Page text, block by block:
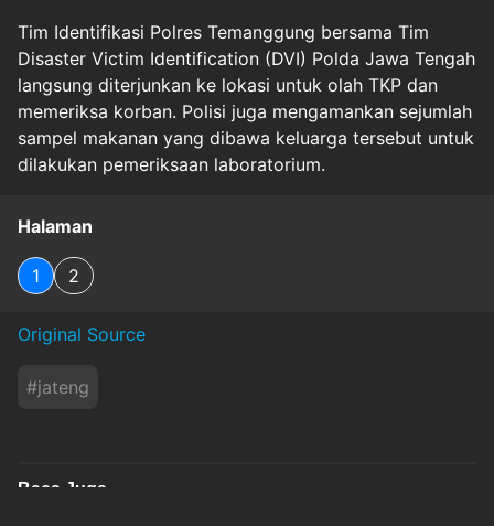
Tim Identifikasi Polres Temanggung bersama Tim
Disaster Victim Identification (DVI) Polda Jawa Tengah
langsung diterjunkan ke lokasi untuk olah TKP dan
memeriksa korban. Polisi juga mengamankan sejumlah
sampel makanan yang dibawa keluarga tersebut untuk
dilakukan pemeriksaan laboratorium.
Halaman
1 2
Original Source
#jateng
Baca Juga